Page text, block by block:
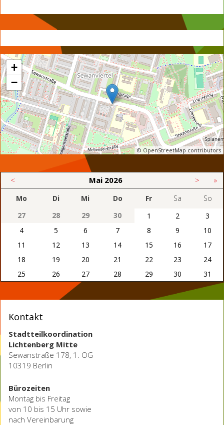
+
−
© OpenStreetMap contributors
< Mai 2026 > »
Mo Di Mi Do Fr Sa
So
27
28 29 30 1 2
3
4
5 6 7 8 9
10
11
12 13 14 15 16
17
18
19 20 21 22 23
24
25
26 27 28 29 30 31
Kontakt
Stadtteilkoordination
Lichtenberg Mitte
Sewanstraße 178, 1. OG
10319 Berlin
Bürozeiten
Montag bis Freitag
von 10 bis 15 Uhr sowie
nach Vereinbarung